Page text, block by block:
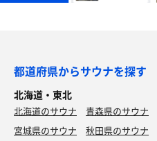
都道府県からサウナを探す
北海道・東北
北海道のサウナ 青森県のサウナ
宮城県のサウナ
秋田県のサウナ